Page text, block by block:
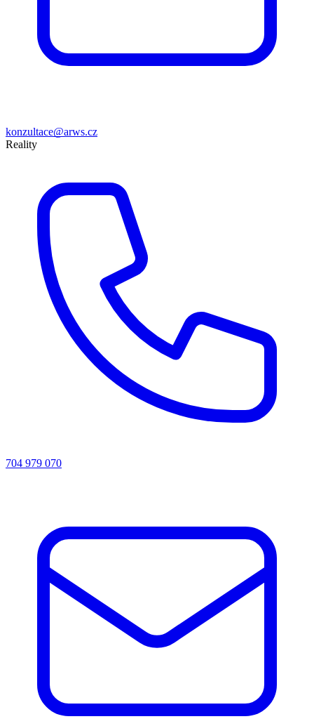
konzultace@arws.cz
Reality
704 979 070